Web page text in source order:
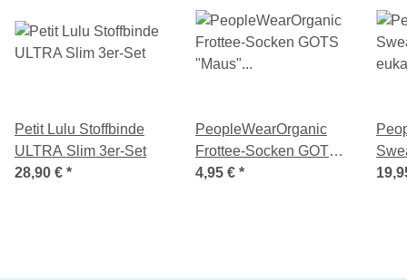
Petit Lulu Stoffbinde
ULTRA Slim 3er-Set
28,90 € *
PeopleWearOrganic
Frottee-Socken GOTS
"Maus" granatrot
4,95 € *